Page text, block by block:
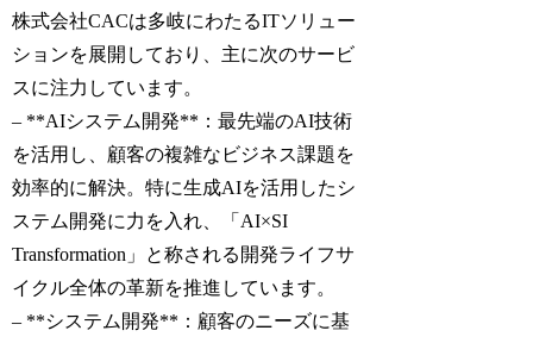
株式会社CACは多岐にわたるITソリュー
ションを展開しており、主に次のサービ
スに注力しています。
– **AIシステム開発**：最先端のAI技術
を活用し、顧客の複雑なビジネス課題を
効率的に解決。特に生成AIを活用したシ
ステム開発に力を入れ、「AI×SI
Transformation」と称される開発ライフサ
イクル全体の革新を推進しています。
– **システム開発**：顧客のニーズに基